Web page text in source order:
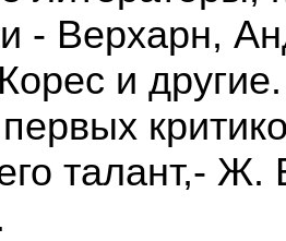
- Верхарн,
и
талант,- Ж.